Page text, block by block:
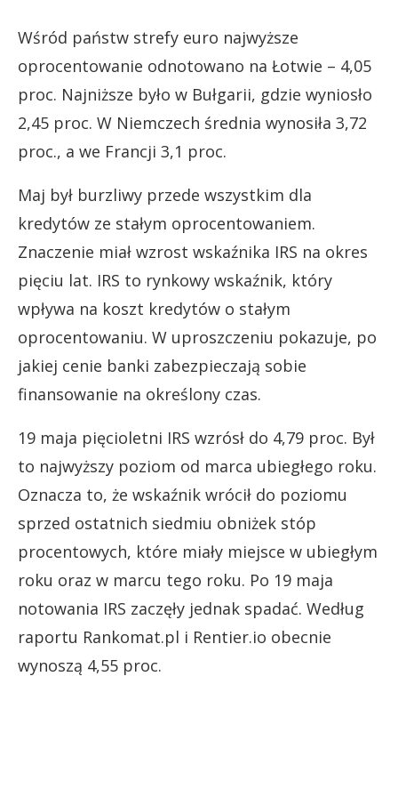
Wśród państw strefy euro najwyższe
oprocentowanie odnotowano na Łotwie – 4,05
proc. Najniższe było w Bułgarii, gdzie wyniosło
2,45 proc. W Niemczech średnia wynosiła 3,72
proc., a we Francji 3,1 proc.
Maj był burzliwy przede wszystkim dla
kredytów ze stałym oprocentowaniem.
Znaczenie miał wzrost wskaźnika IRS na okres
pięciu lat. IRS to rynkowy wskaźnik, który
wpływa na koszt kredytów o stałym
oprocentowaniu. W uproszczeniu pokazuje, po
jakiej cenie banki zabezpieczają sobie
finansowanie na określony czas.
19 maja pięcioletni IRS wzrósł do 4,79 proc. Był
to najwyższy poziom od marca ubiegłego roku.
Oznacza to, że wskaźnik wrócił do poziomu
sprzed ostatnich siedmiu obniżek stóp
procentowych, które miały miejsce w ubiegłym
roku oraz w marcu tego roku. Po 19 maja
notowania IRS zaczęły jednak spadać. Według
raportu Rankomat.pl i Rentier.io obecnie
wynoszą 4,55 proc.